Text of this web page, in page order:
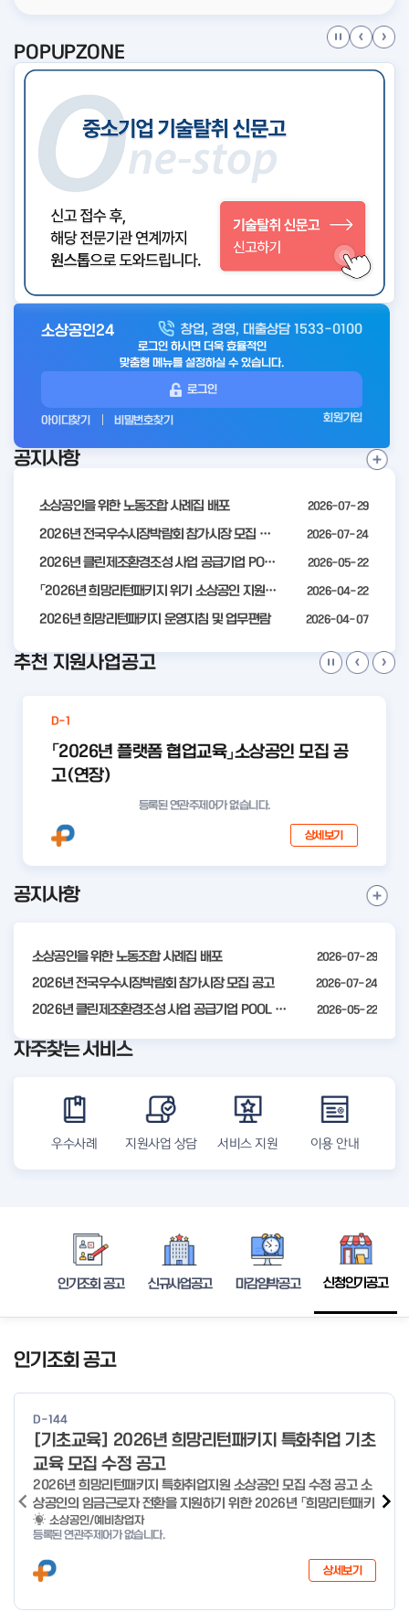
POPUPZONE
아
전
소상공인24 창업, 경영, 대출상담 1533-0100
로그인 하시면 더욱 효율적인
맞춤형 메뉴를 설정하실 수 있습니다.
로그인
아이디찾기 비밀번호찾기 회원가입
공지사항
소상공인을 위한 노동조합 사례집 배포 2026-07-29
2026년 전국우수시장박람회 참가시장 모집 공고 2026-07-24
2026년 클린제조환경조성 사업 공급기업 POOL 안내 2026-05-22
「2026년 희망리턴패키지 위기 소상공인 지원」모집 통합 2차 수정 공고 2026-04-22
2026년 희망리턴패키지 운영지침 및 업무편람 2026-04-07
공
추천 지원사업공고
D-1
「2026년 플랫폼 협업교육」소상공인 모집 공
고(연장)
등록된 연관주제어가 없습니다.
상세보기
I
4
공지사항
소상공인을 위한 노동조합 사례집 배포 2026-07-29
2026년 전국우수시장박람회 참가시장 모집 공고 2026-07-24
2026년 클린제조환경조성 사업 공급기업 POOL 안내 2026-05-22
공
항
보
기
자주찾는 서비스
우수사례 지원사업 상담 서비스 지원 이용 안내
인기조회 공고 신규사업공고 마감임박공고 신청인기공고
인기조회 공고
D-144
[기초교육] 2026년 희망리턴패키지 특화취업 기초
교육 모집 수정 공고
2026년 희망리턴패키지 특화취업지원 소상공인 모집 수정 공고 소
상공인의 임금근로자 전환을 지원하기 위한 2026년 「희망리턴패키
지 특화취업지원」 사업을 다음과 같이 공고합니다. '26.6.2(화)은
익일인 6.3(수) 선거로 인해 서류검토가 불가함에 따라 기초교육
모집을 진행하지 않음을 안내드립니다. (6/3 모집 재개) □ 사업명:
희망리턴패키지 특화취업지원 □ 지원대상: 폐업(예정) 소상공인
경우 매주 일, 월, 화, 수, 목 신청·접수 가능 ** 기초교육 신청 가능
소상공인/예비창업자
등록된 연관주제어가 없습니다.
상세보기